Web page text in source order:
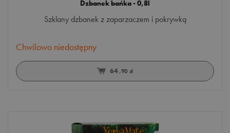
żurawina
Dzbanek bańka - 0,8l
Szklany dzbanek z zaparzaczem i pokrywką
Chwilowo niedostępny
64,90 zł